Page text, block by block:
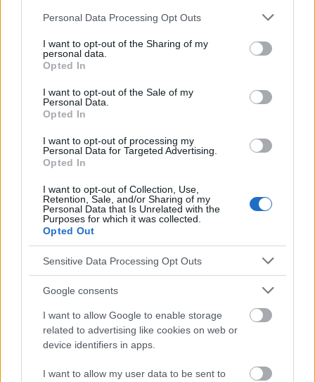
Please note that this website/app uses one or more Google
not limited to your visit or usage behaviour. You may click to
grant or deny consent to Google and its third-party tags to
use your data for below specified purposes in below Google
consent section.
Personal Data Processing Opt Outs
I want to opt-out of the Sharing of my
personal data.
Opted In
I want to opt-out of the Sale of my
Personal Data.
Opted In
I want to opt-out of processing my
Personal Data for Targeted Advertising.
Opted In
I want to opt-out of Collection, Use,
Retention, Sale, and/or Sharing of my
Personal Data that Is Unrelated with the
Purposes for which it was collected.
Opted Out
Sensitive Data Processing Opt Outs
Google consents
I want to allow Google to enable storage
related to advertising like cookies on web or
device identifiers in apps.
I want to allow my user data to be sent to
Sujets Activité physique Compléments alimentaires
Irrigation Le calcium Ostéoporose
Produits sains Protéine Régime pour les os
Voir aussi en english deutsch español polskim
Le contenu et les documents de ce site Web sont éducatifs et
responsables des effets de leur utilisation. Avant d'utiliser les
conseils et astuces contenus dans le site, vous devez
absolument consulter votre médecin.